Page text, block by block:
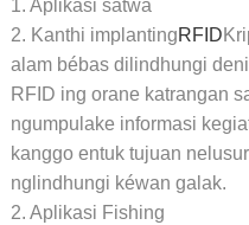
1. Aplikasi satwa
2. Kanthi implantingRFID
alam bébas dilindhungi
RFID ing orane katrangan
ngumpulake informasi
kanggo entuk tujuan
nglindhungi kéwan galak.
2. Aplikasi Fishing